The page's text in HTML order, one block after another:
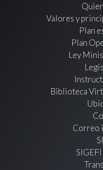
Valores y
Plan
Plan
Ley
Biblioteca
Correo